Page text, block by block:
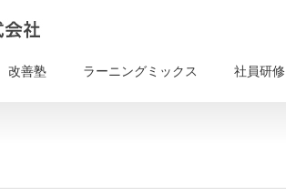
改善塾 ラーニングミックス 社員研修